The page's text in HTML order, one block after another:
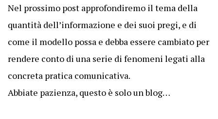
Nel prossimo post approfondiremo il tema della
quantità dell’informazione e dei suoi pregi, e di
come il modello possa e debba essere cambiato per
rendere conto di una serie di fenomeni legati alla
concreta pratica comunicativa.
Abbiate pazienza, questo è solo un blog…